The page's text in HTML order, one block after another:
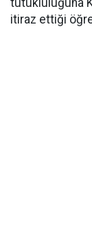
tutukluluğuna
itiraz ettiği